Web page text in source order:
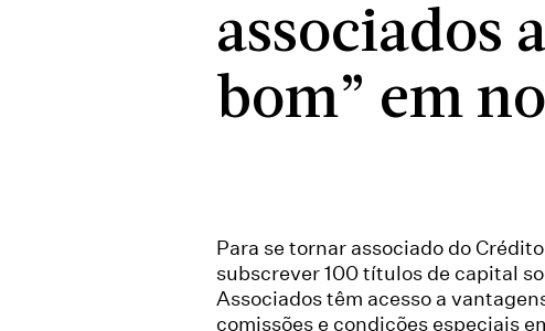
associados
bom” em
Para se tornar associado do
subscrever 100 títulos de capital
Associados têm acesso a
comissões e condições especiais